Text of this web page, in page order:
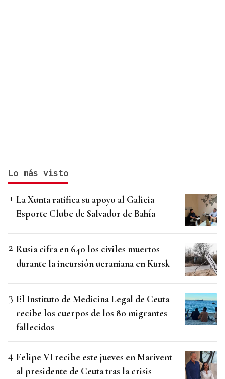
Lo más visto
La Xunta ratifica su apoyo al Galicia
Esporte Clube de Salvador de Bahía
Rusia cifra en 640 los civiles muertos
durante la incursión ucraniana en Kursk
El Instituto de Medicina Legal de Ceuta
recibe los cuerpos de los 80 migrantes
fallecidos
Felipe VI recibe este jueves en Marivent
al presidente de Ceuta tras la crisis